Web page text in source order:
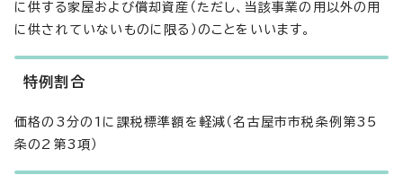
に供する家屋および償却資産（ただし、当該事業の用以外の用
に供されていないものに限る）のことをいいます。
特例割合
価格の3分の1に課税標準額を軽減（名古屋市市税条例第35
条の2第3項）